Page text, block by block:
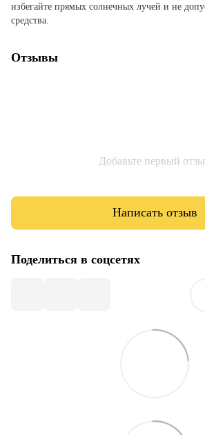
избегайте прямых солнечных лучей и не
средства.
Отзывы
Добавьте первый
Написать отзыв
Поделиться в соцсетях